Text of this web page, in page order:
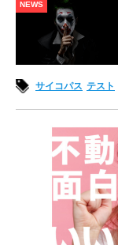
NEWS
サイコパス テスト